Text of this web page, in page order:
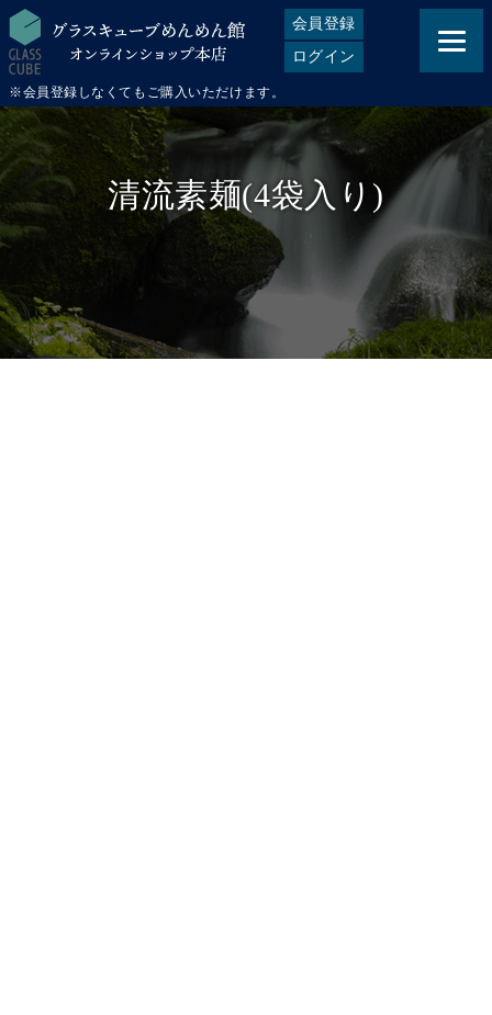
会員登録
ログイン
※会員登録しなくてもご購入いただけます。
清流素麺(4袋入り)